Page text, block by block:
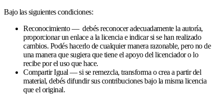
Bajo las siguientes condiciones:
Reconocimiento — debés reconocer adecuadamente la autoría,
proporcionar un enlace a la licencia e indicar si se han realizado
cambios. Podés hacerlo de cualquier manera razonable, pero no de
una manera que sugiera que tiene el apoyo del licenciador o lo
recibe por el uso que hace.
Compartir Igual — si se remezcla, transforma o crea a partir del
material, debés difundir sus contribuciones bajo la misma licencia
que el original.